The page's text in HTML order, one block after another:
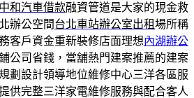
中和汽車借款融資管道是大家的現金救
辦公空間台北車站辦公室出租場所稱
客戶資金重新裝修店面理想內湖辦公
公司省錢，當舖熱門建案推薦的建案
劃設計領導地位維修中心三洋各區服
供完整三洋家電維修服務與配合客人